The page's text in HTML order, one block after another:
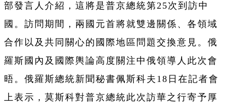
部發言人介紹，這將是普京總統第25次到訪中
國。訪問期間，兩國元首將就雙邊關係、各領域
合作以及共同關心的國際地區問題交換意見。俄
羅斯國內及國際輿論高度關注中俄領導人此次會
晤。俄羅斯總統新聞秘書佩斯科夫18日在記者會
上表示，莫斯科對普京總統此次訪華之行寄予厚